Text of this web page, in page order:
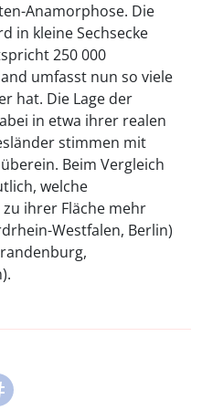
Anamorphose. Die
in kleine Sechsecke
250 000
umfasst nun so viele
hat. Die Lage der
in etwa ihrer realen
stimmen mit
Beim Vergleich
welche
ihrer Fläche mehr
Westfalen, Berlin)